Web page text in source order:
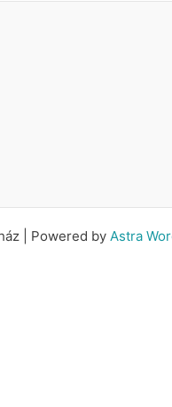
| Powered by Astra